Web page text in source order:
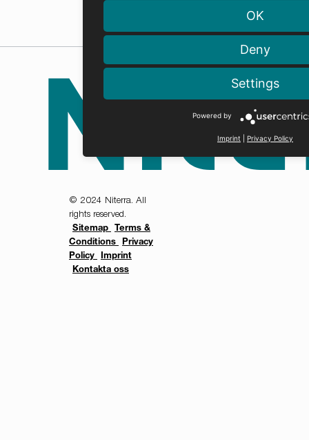
HÅLL KOLL
GÅ
© 2024 Niterra. All
rights reserved.
Sitemap
Terms &
Conditions
Privacy
Policy
Imprint
Kontakta oss
OK
Deny
Settings
Powered by
Imprint Privacy Policy